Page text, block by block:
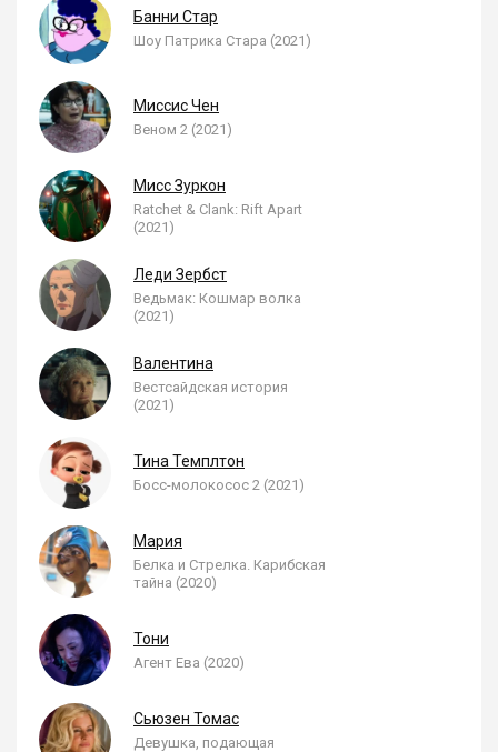
Банни Стар
Шоу Патрика Стара (2021)
Миссис Чен
Веном 2 (2021)
Мисс Зуркон
Ratchet & Clank: Rift Apart
(2021)
Леди Зербст
Ведьмак: Кошмар волка
(2021)
Валентина
Вестсайдская история
(2021)
Тина Темплтон
Босс-молокосос 2 (2021)
Мария
Белка и Стрелка. Карибская
тайна (2020)
Тони
Агент Ева (2020)
Сьюзен Томас
Девушка, подающая